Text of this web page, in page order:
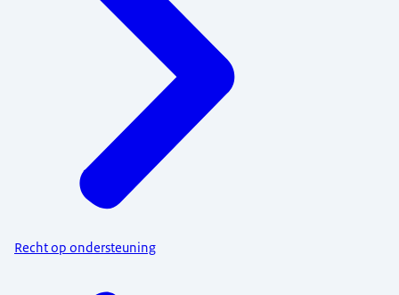
Recht op ondersteuning